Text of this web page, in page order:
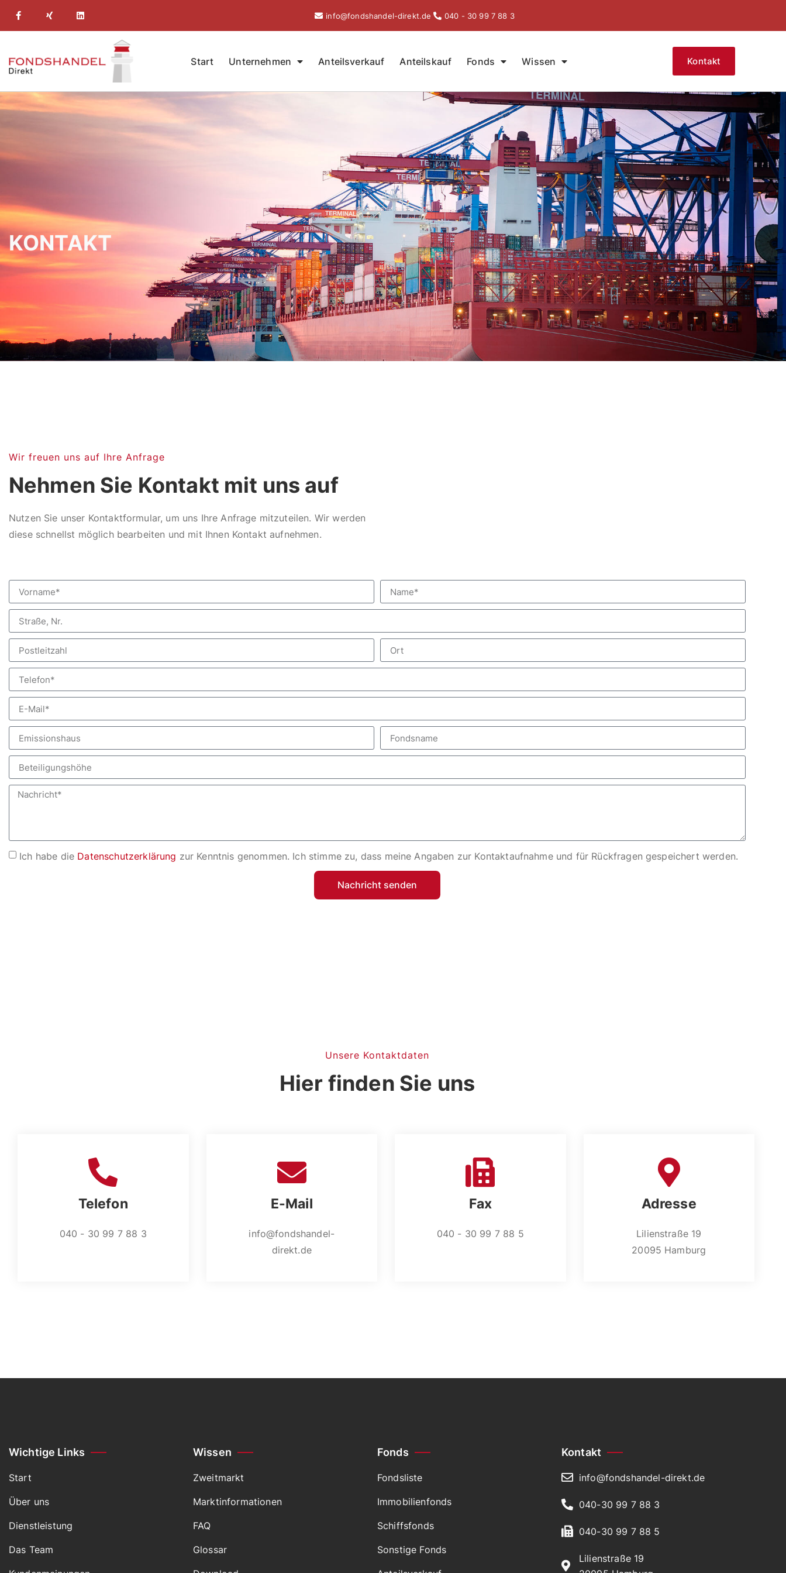
info@fondshandel-direkt.de 040 - 30 99 7 88 3
Start Unternehmen Anteilsverkauf Anteilskauf Fonds Wissen Kontakt
KONTAKT
Wir freuen uns auf Ihre Anfrage
Nehmen Sie Kontakt mit uns auf
Nutzen Sie unser Kontaktformular, um uns Ihre Anfrage mitzuteilen. Wir werden
diese schnellst möglich bearbeiten und mit Ihnen Kontakt aufnehmen.
Ich habe die Datenschutzerklärung zur Kenntnis genommen. Ich stimme zu, dass meine Angaben zur Kontaktaufnahme und für Rückfragen gespeichert werden.
Nachricht senden
Unsere Kontaktdaten
Hier finden Sie uns
Telefon
040 - 30 99 7 88 3
E-Mail
info@fondshandel-
direkt.de
Fax
040 - 30 99 7 88 5
Adresse
Lilienstraße 19
20095 Hamburg
Wichtige Links
Start
Über uns
Dienstleistung
Das Team
Wissen
Zweitmarkt
Marktinformationen
FAQ
Glossar
Fonds
Fondsliste
Immobilienfonds
Schiffsfonds
Sonstige Fonds
Kontakt
info@fondshandel-direkt.de
040-30 99 7 88 3
040-30 99 7 88 5
Lilienstraße 19